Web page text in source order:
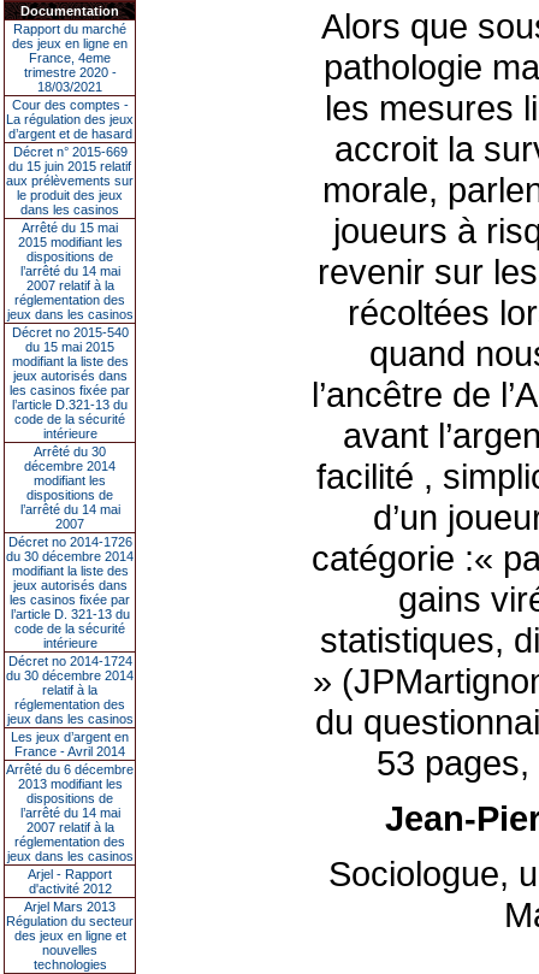
Documentation
Rapport du marché
des jeux en ligne en
France, 4eme
trimestre 2020 -
18/03/2021
Cour des comptes -
La régulation des jeux
d’argent et de hasard
Décret n° 2015-669
du 15 juin 2015 relatif
aux prélèvements sur
le produit des jeux
dans les casinos
Arrêté du 15 mai
2015 modifiant les
dispositions de
l’arrêté du 14 mai
2007 relatif à la
réglementation des
jeux dans les casinos
Décret no 2015-540
du 15 mai 2015
modifiant la liste des
jeux autorisés dans
les casinos fixée par
l’article D.321-13 du
code de la sécurité
intérieure
Arrêté du 30
décembre 2014
modifiant les
dispositions de
l’arrêté du 14 mai
2007
Décret no 2014-1726
du 30 décembre 2014
modifiant la liste des
jeux autorisés dans
les casinos fixée par
l’article D. 321-13 du
code de la sécurité
intérieure
Décret no 2014-1724
du 30 décembre 2014
relatif à la
réglementation des
jeux dans les casinos
Les jeux d’argent en
France - Avril 2014
Arrêté du 6 décembre
2013 modifiant les
dispositions de
l’arrêté du 14 mai
2007 relatif à la
réglementation des
jeux dans les casinos
Arjel - Rapport
d'activité 2012
Arjel Mars 2013
Régulation du secteur
des jeux en ligne et
nouvelles
technologies
Alors que
pathologie
les mesures
accroit la
morale,
joueurs à
revenir sur
récoltées
quand
l’ancêtre de
avant
facilité ,
d’un
catégorie :«
gains
statistiques,
»
du
53
Jean-
Sociologue,